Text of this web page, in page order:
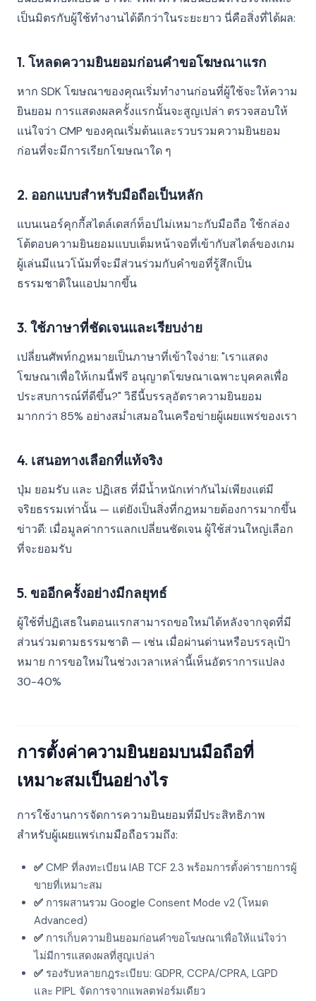
เป็นมิตรกับผู้ใช้ทำงานได้ดีกว่าในระยะยาว นี่คือสิ่งที่ได้ผล:
1. โหลดความยินยอมก่อนคำขอโฆษณาแรก
หาก SDK โฆษณาของคุณเริ่มทำงานก่อนที่ผู้ใช้จะให้ความ
ยินยอม การแสดงผลครั้งแรกนั้นจะสูญเปล่า ตรวจสอบให้
แน่ใจว่า CMP ของคุณเริ่มต้นและรวบรวมความยินยอม
ก่อนที่จะมีการเรียกโฆษณาใด ๆ
2. ออกแบบสำหรับมือถือเป็นหลัก
แบนเนอร์คุกกี้สไตล์เดสก์ท็อปไม่เหมาะกับมือถือ ใช้กล่อง
โต้ตอบความยินยอมแบบเต็มหน้าจอที่เข้ากับสไตล์ของเกม
ผู้เล่นมีแนวโน้มที่จะมีส่วนร่วมกับคำขอที่รู้สึกเป็น
ธรรมชาติในแอปมากขึ้น
3. ใช้ภาษาที่ชัดเจนและเรียบง่าย
เปลี่ยนศัพท์กฎหมายเป็นภาษาที่เข้าใจง่าย: "เราแสดง
โฆษณาเพื่อให้เกมนี้ฟรี อนุญาตโฆษณาเฉพาะบุคคลเพื่อ
ประสบการณ์ที่ดีขึ้น?" วิธีนี้บรรลุอัตราความยินยอม
มากกว่า 85% อย่างสม่ำเสมอในเครือข่ายผู้เผยแพร่ของเรา
4. เสนอทางเลือกที่แท้จริง
ปุ่ม ยอมรับ และ ปฏิเสธ ที่มีน้ำหนักเท่ากันไม่เพียงแต่มี
จริยธรรมเท่านั้น — แต่ยังเป็นสิ่งที่กฎหมายต้องการมากขึ้น
ข่าวดี: เมื่อมูลค่าการแลกเปลี่ยนชัดเจน ผู้ใช้ส่วนใหญ่เลือก
ที่จะยอมรับ
5. ขออีกครั้งอย่างมีกลยุทธ์
ผู้ใช้ที่ปฏิเสธในตอนแรกสามารถขอใหม่ได้หลังจากจุดที่มี
ส่วนร่วมตามธรรมชาติ — เช่น เมื่อผ่านด่านหรือบรรลุเป้า
หมาย การขอใหม่ในช่วงเวลาเหล่านี้เห็นอัตราการแปลง
30-40%
การตั้งค่าความยินยอมบนมือถือที่
เหมาะสมเป็นอย่างไร
การใช้งานการจัดการความยินยอมที่มีประสิทธิภาพ
สำหรับผู้เผยแพร่เกมมือถือรวมถึง:
✅ CMP ที่ลงทะเบียน IAB TCF 2.3 พร้อมการตั้งค่ารายการผู้
ขายที่เหมาะสม
✅ การผสานรวม Google Consent Mode v2 (โหมด
Advanced)
✅ การเก็บความยินยอมก่อนคำขอโฆษณาเพื่อให้แน่ใจว่า
ไม่มีการแสดงผลที่สูญเปล่า
✅ รองรับหลายกฎระเบียบ: GDPR, CCPA/CPRA, LGPD
และ PIPL จัดการจากแพลตฟอร์มเดียว